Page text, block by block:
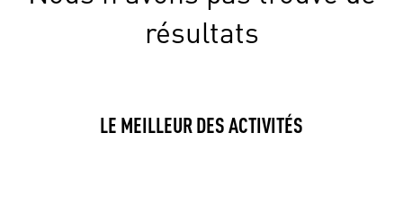
résultats
LE MEILLEUR DES ACTIVITÉS